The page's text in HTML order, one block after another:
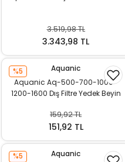
3.519,98 TL
3.343,98 TL
%5
Aquanic
Aquanic Aq-500-700-1000-
1200-1600 Dış Filtre Yedek Beyin
159,92 TL
151,92 TL
%5
Aquanic